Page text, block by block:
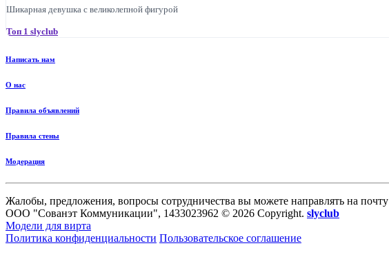
Шикарная девушка с великолепной фигурой
Топ 1 slyclub
Написать нам
О нас
Правила объявлений
Правила стены
Модерация
Жалобы, предложения, вопросы сотрудничества вы можете направлять на почту
ООО "Сованэт Коммуникации", 1433023962 © 2026 Copyright. slyclub
Модели для вирта
Политика конфиденциальности Пользовательское соглашение